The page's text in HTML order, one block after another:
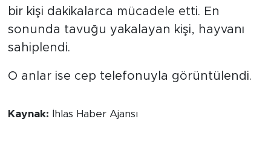
bir kişi dakikalarca mücadele etti. En
sonunda tavuğu yakalayan kişi, hayvanı
sahiplendi.
O anlar ise cep telefonuyla görüntülendi.
Kaynak: İhlas Haber Ajansı